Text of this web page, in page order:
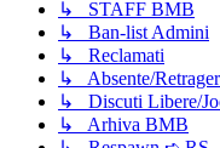
↳ STAFF BMB
↳ Ban-list Admini
↳ Reclamati
↳ Absente/
↳ Discuti Libere/
↳ Arhiva BMB